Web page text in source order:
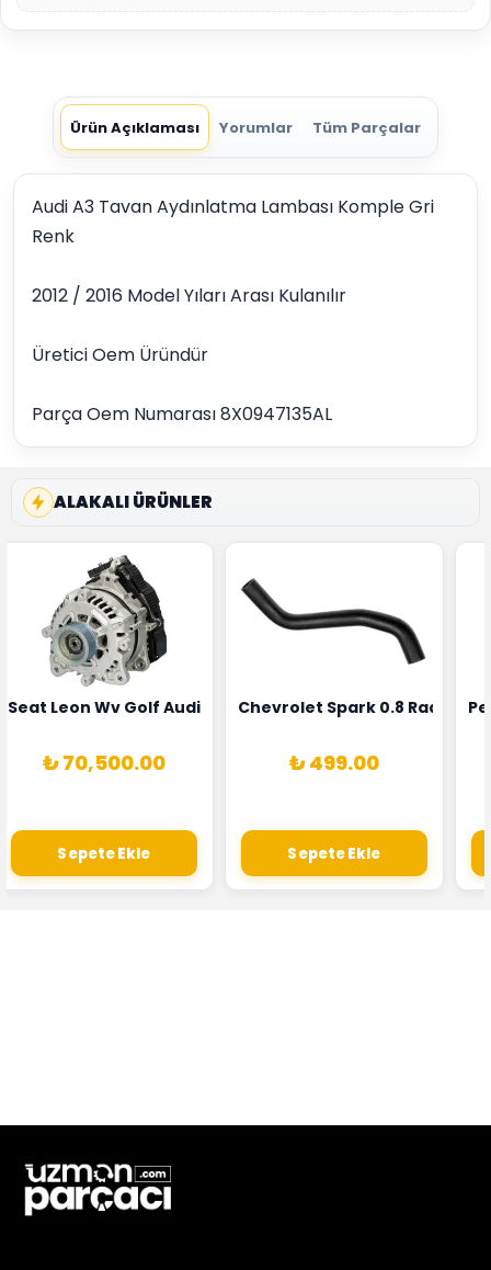
Ürün Açıklaması Yorumlar Tüm Parçalar
Audi A3 Tavan Aydınlatma Lambası Komple Gri
Renk
2012 / 2016 Model Yıları Arası Kulanılır
Üretici Oem Üründür
Parça Oem Numarası 8X0947135AL
ALAKALI ÜRÜNLER
Sensörü Bosch Marka 1628HN-0258010081
Seat Leon Wv Golf Audi A3 Şarj Alternatörü Valeo Marka
₺ 70,500.00
Sepete Ekle
Chevrolet Spark 0.8 Radyatör
₺ 499.00
Sepete Ekle